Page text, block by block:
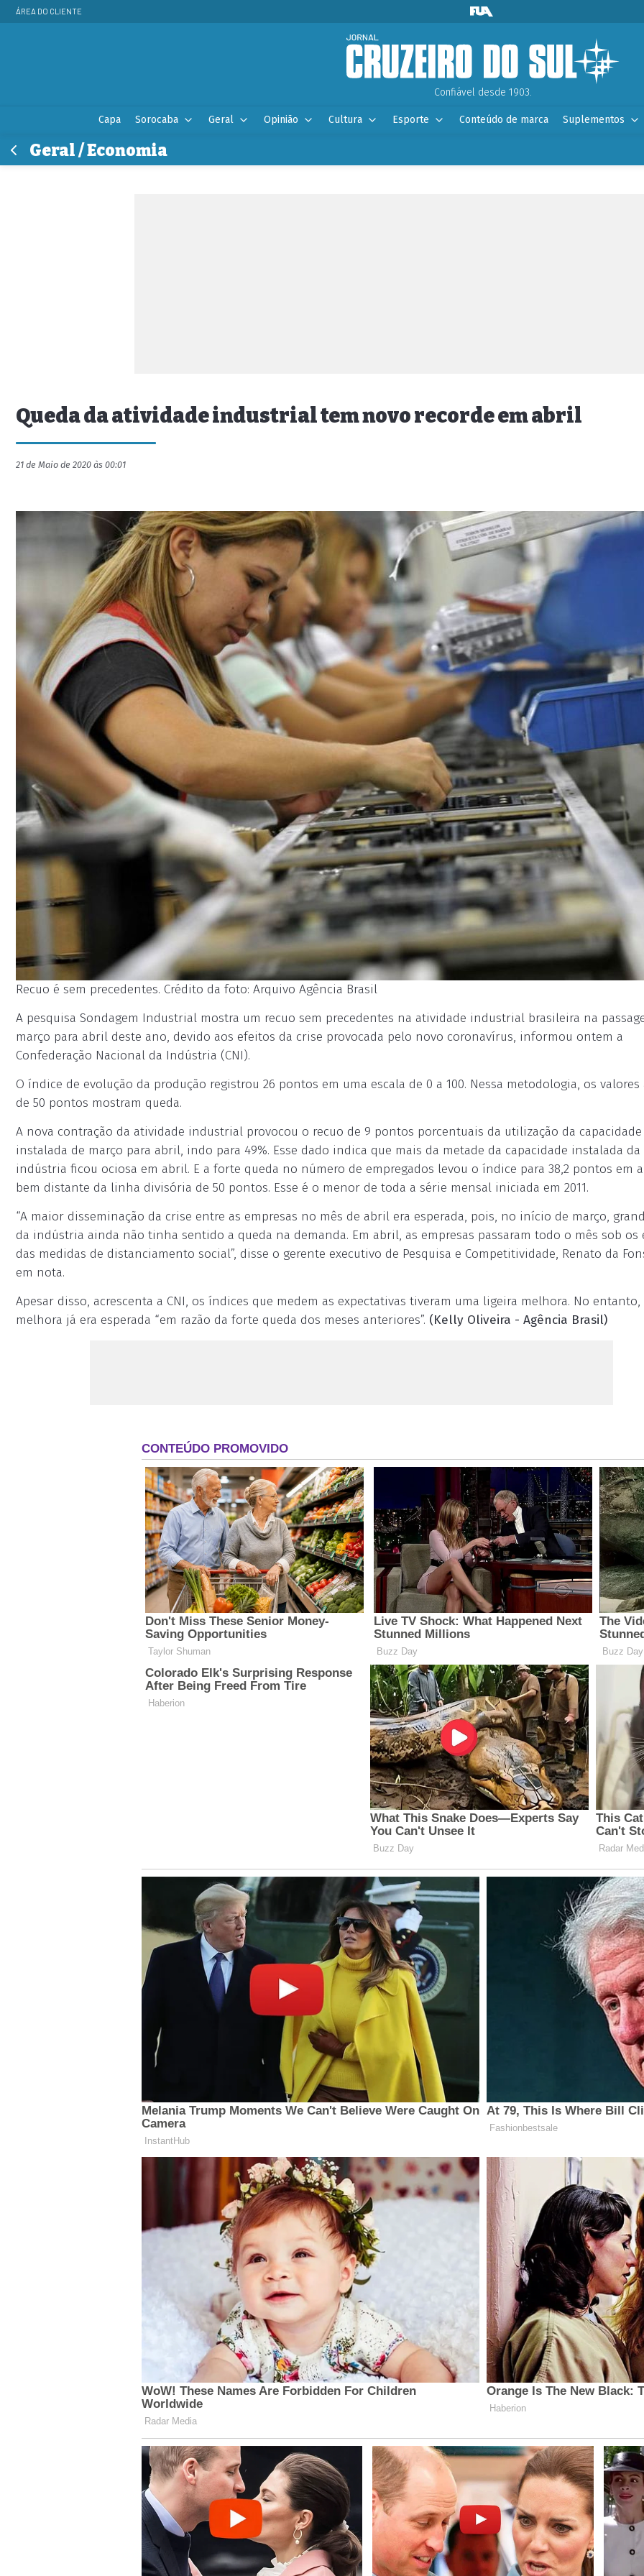
ÁREA DO CLIENTE
Confiável desde 1903.
Capa Sorocaba Geral Opinião Cultura Esporte Conteúdo de marca Suplementos
Geral / Economia
Queda da atividade industrial tem novo recorde em abril
21 de Maio de 2020 às 00:01
Recuo é sem precedentes. Crédito da foto: Arquivo Agência Brasil
A pesquisa Sondagem Industrial mostra um recuo sem precedentes na atividade industrial brasileira na
março para abril deste ano, devido aos efeitos da crise provocada pelo novo coronavírus, informou ontem a
Confederação Nacional da Indústria (CNI).
O índice de evolução da produção registrou 26 pontos em uma escala de 0 a 100. Nessa metodologia, os valores
de 50 pontos mostram queda.
A nova contração da atividade industrial provocou o recuo de 9 pontos porcentuais da utilização da capacidade
instalada de março para abril, indo para 49%. Esse dado indica que mais da metade da capacidade instalada da
indústria ficou ociosa em abril. E a forte queda no número de empregados levou o índice para 38,2 pontos em
bem distante da linha divisória de 50 pontos. Esse é o menor de toda a série mensal iniciada em 2011.
“A maior disseminação da crise entre as empresas no mês de abril era esperada, pois, no início de março,
da indústria ainda não tinha sentido a queda na demanda. Em abril, as empresas passaram todo o mês sob os
das medidas de distanciamento social”, disse o gerente executivo de Pesquisa e Competitividade, Renato da
em nota.
Apesar disso, acrescenta a CNI, os índices que medem as expectativas tiveram uma ligeira melhora. No entanto,
melhora já era esperada “em razão da forte queda dos meses anteriores”. (Kelly Oliveira - Agência Brasil)